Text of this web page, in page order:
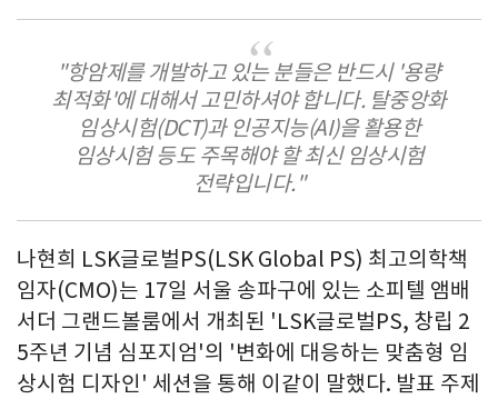
"항암제를 개발하고 있는 분들은 반드시 '용량
최적화'에 대해서 고민하셔야 합니다. 탈중앙화
임상시험(DCT)과 인공지능(AI)을 활용한
임상시험 등도 주목해야 할 최신 임상시험
전략입니다."
나현희 LSK글로벌PS(LSK Global PS) 최고의학책
임자(CMO)는 17일 서울 송파구에 있는 소피텔 앰배
서더 그랜드볼룸에서 개최된 'LSK글로벌PS, 창립 2
5주년 기념 심포지엄'의 '변화에 대응하는 맞춤형 임
상시험 디자인' 세션을 통해 이같이 말했다. 발표 주제